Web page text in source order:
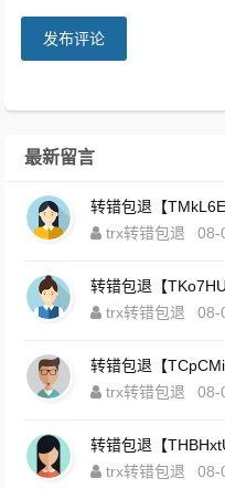
发布评论
最新留言
trx转错包退
08-
trx转错包退
08-
trx转错包退
08-
trx转错包退
08-